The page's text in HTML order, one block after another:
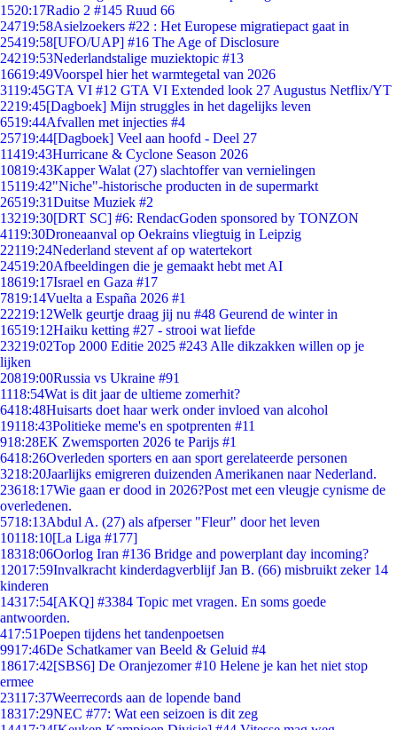
1520:17Radio 2 #145 Ruud 66
24719:58Asielzoekers #22 : Het Europese migratiepact gaat in
25419:58[UFO/UAP] #16 The Age of Disclosure
24219:53Nederlandstalige muziektopic #13
16619:49Voorspel hier het warmtegetal van 2026
3119:45GTA VI #12 GTA VI Extended look 27 Augustus Netflix/YT
2219:45[Dagboek] Mijn struggles in het dagelijks leven
6519:44Afvallen met injecties #4
25719:44[Dagboek] Veel aan hoofd - Deel 27
11419:43Hurricane & Cyclone Season 2026
10819:43Kapper Walat (27) slachtoffer van vernielingen
15119:42"Niche"-historische producten in de supermarkt
26519:31Duitse Muziek #2
13219:30[DRT SC] #6: RendacGoden sponsored by TONZON
4119:30Droneaanval op Oekrains vliegtuig in Leipzig
22119:24Nederland stevent af op watertekort
24519:20Afbeeldingen die je gemaakt hebt met AI
18619:17Israel en Gaza #17
7819:14Vuelta a España 2026 #1
22219:12Welk geurtje draag jij nu #48 Geurend de winter in
16519:12Haiku ketting #27 - strooi wat liefde
23219:02Top 2000 Editie 2025 #243 Alle dikzakken willen op je
lijken
20819:00Russia vs Ukraine #91
1118:54Wat is dit jaar de ultieme zomerhit?
6418:48Huisarts doet haar werk onder invloed van alcohol
19118:43Politieke meme's en spotprenten #11
918:28EK Zwemsporten 2026 te Parijs #1
6418:26Overleden sporters en aan sport gerelateerde personen
3218:20Jaarlijks emigreren duizenden Amerikanen naar Nederland.
23618:17Wie gaan er dood in 2026?Post met een vleugje cynisme de
overledenen.
5718:13Abdul A. (27) als afperser "Fleur" door het leven
10118:10[La Liga #177]
18318:06Oorlog Iran #136 Bridge and powerplant day incoming?
12017:59Invalkracht kinderdagverblijf Jan B. (66) misbruikt zeker 14
kinderen
14317:54[AKQ] #3384 Topic met vragen. En soms goede
antwoorden.
417:51Poepen tijdens het tandenpoetsen
9917:46De Schatkamer van Beeld & Geluid #4
18617:42[SBS6] De Oranjezomer #10 Helene je kan het niet stop
ermee
23117:37Weerrecords aan de lopende band
18317:29NEC #77: Wat een seizoen is dit zeg